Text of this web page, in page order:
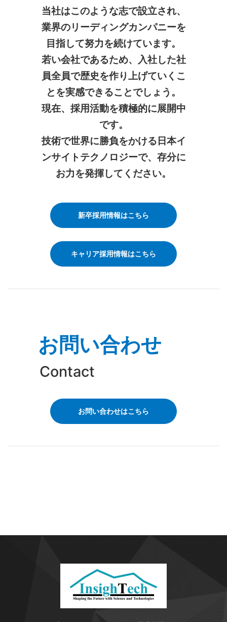
当社はこのような志で設立され、
業界のリーディングカンパニーを
目指して努力を続けています。
若い会社であるため、入社した社
員全員で歴史を作り上げていくこ
とを実感できることでしょう。
現在、採用活動を積極的に展開中
です。
技術で世界に勝負をかける日本イ
ンサイトテクノロジーで、存分に
お力を発揮してください。
新卒採用情報はこちら
キャリア採用情報はこちら
お問い合わせ
Contact
お問い合わせはこちら